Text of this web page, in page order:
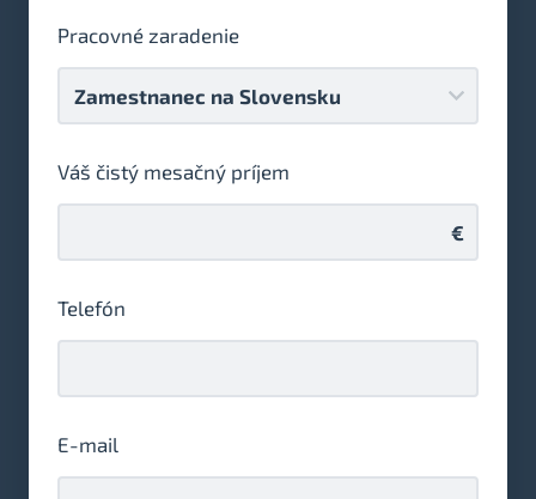
Pracovné zaradenie
Váš čistý mesačný príjem
€
Telefón
E-mail